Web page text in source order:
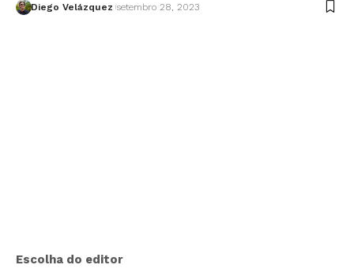
Diego Velázquez setembro 28, 2023
Escolha do editor